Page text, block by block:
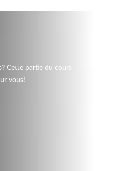
Cette partie du cours
vous!